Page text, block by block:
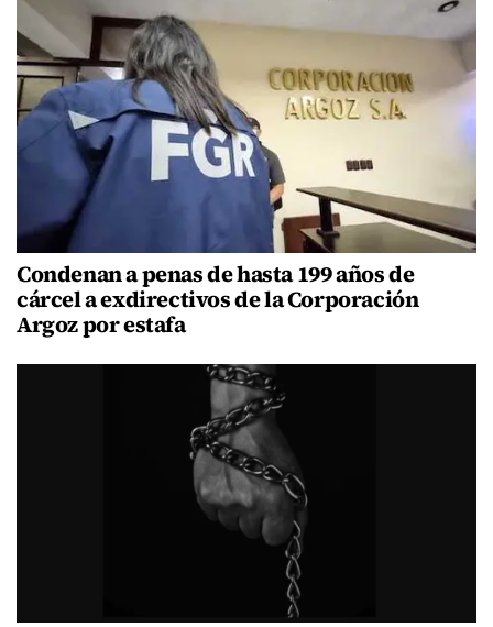
Condenan a penas de hasta 199 años de
cárcel a exdirectivos de la Corporación
Argoz por estafa